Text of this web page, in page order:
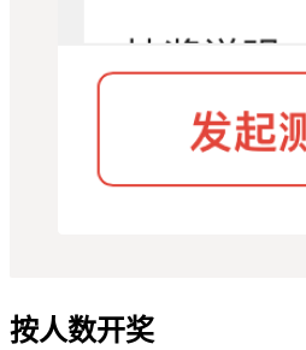
按人数开奖